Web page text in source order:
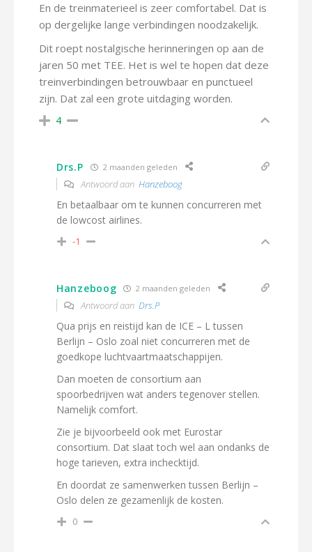
En de treinmaterieel is zeer comfortabel. Dat is
op dergelijke lange verbindingen noodzakelijk.
Dit roept nostalgische herinneringen op aan de
jaren 50 met TEE. Het is wel te hopen dat deze
treinverbindingen betrouwbaar en punctueel
zijn. Dat zal een grote uitdaging worden.
4
Drs.P 2 maanden geleden
Antwoord aan Hanzeboog
En betaalbaar om te kunnen concurreren met
de lowcost airlines.
-1
Hanzeboog 2 maanden geleden
Antwoord aan Drs.P
Qua prijs en reistijd kan de ICE – L tussen
Berlijn – Oslo zoal niet concurreren met de
goedkope luchtvaartmaatschappijen.
Dan moeten de consortium aan
spoorbedrijven wat anders tegenover stellen.
Namelijk comfort.
Zie je bijvoorbeeld ook met Eurostar
consortium. Dat slaat toch wel aan ondanks de
hoge tarieven, extra inchecktijd.
En doordat ze samenwerken tussen Berlijn –
Oslo delen ze gezamenlijk de kosten.
0